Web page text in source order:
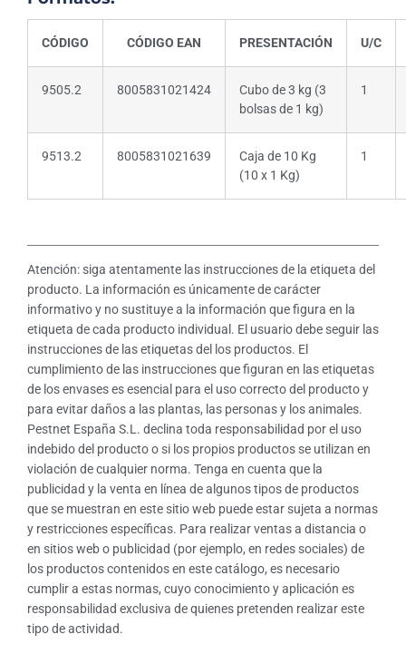
CÓDIGO CÓDIGO EAN PRESENTACIÓN U/C
9505.2 8005831021424
Cubo de 3 kg (3
bolsas de 1 kg)
1
9513.2 8005831021639
Caja de 10 Kg
(10 x 1 Kg)
1
Atención: siga atentamente las instrucciones de la etiqueta del
producto. La información es únicamente de carácter
informativo y no sustituye a la información que figura en la
etiqueta de cada producto individual. El usuario debe seguir las
instrucciones de las etiquetas del los productos. El
cumplimiento de las instrucciones que figuran en las etiquetas
de los envases es esencial para el uso correcto del producto y
para evitar daños a las plantas, las personas y los animales.
Pestnet España S.L. declina toda responsabilidad por el uso
indebido del producto o si los propios productos se utilizan en
violación de cualquier norma. Tenga en cuenta que la
publicidad y la venta en línea de algunos tipos de productos
que se muestran en este sitio web puede estar sujeta a normas
y restricciones específicas. Para realizar ventas a distancia o
en sitios web o publicidad (por ejemplo, en redes sociales) de
los productos contenidos en este catálogo, es necesario
cumplir a estas normas, cuyo conocimiento y aplicación es
responsabilidad exclusiva de quienes pretenden realizar este
tipo de actividad.